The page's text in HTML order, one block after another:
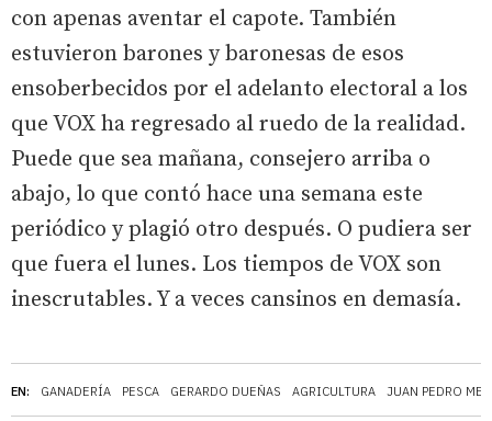
EN: GANADERÍA PESCA GERARDO DUEÑAS AGRICULTURA JUAN PEDRO
con apenas aventar el capote. También
estuvieron barones y baronesas de esos
ensoberbecidos por el adelanto electoral a los
que VOX ha regresado al ruedo de la realidad.
Puede que sea mañana, consejero arriba o
abajo, lo que contó hace una semana este
periódico y plagió otro después. O pudiera ser
que fuera el lunes. Los tiempos de VOX son
inescrutables. Y a veces cansinos en demasía.